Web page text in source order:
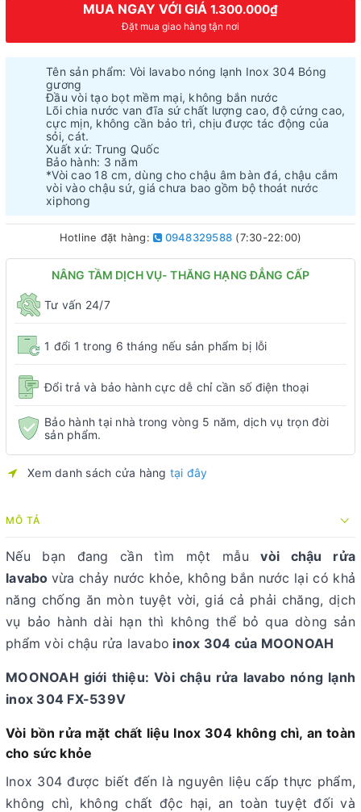
MUA NGAY VỚI GIÁ 1.300.000₫
Đặt mua giao hàng tận nơi
Tên sản phẩm: Vòi lavabo nóng lạnh Inox 304 Bóng
gương
Đầu vòi tạo bọt mềm mại, không bắn nước
Lõi chia nước van đĩa sứ chất lượng cao, độ cứng cao,
cực mịn, không cần bảo trì, chịu được tác động của
sỏi, cát.
Xuất xứ: Trung Quốc
Bảo hành: 3 năm
*Vòi cao 18 cm, dùng cho chậu âm bàn đá, chậu cắm
vòi vào chậu sứ, giá chưa bao gồm bộ thoát nước
xiphong
Hotline đặt hàng: 0948329588 (7:30-22:00)
NÂNG TẦM DỊCH VỤ- THĂNG HẠNG ĐẲNG CẤP
Tư vấn 24/7
1 đổi 1 trong 6 tháng nếu sản phẩm bị lỗi
Đổi trả và bảo hành cực dễ chỉ cần số điện thoại
Bảo hành tại nhà trong vòng 5 năm, dịch vụ trọn đời
sản phẩm.
Xem danh sách cửa hàng tại đây
MÔ TẢ
Nếu bạn đang cần tìm một mẫuvòi chậu rửa
lavabo vừa chảy nước khỏe, không bắn nước lại có khả
năng chống ăn mòn tuyệt vời, giá cả phải chăng, dịch
vụ bảo hành dài hạn thì không thể bỏ qua dòng sản
phẩm vòi chậu rửa lavabo inox 304 của MOONOAH
MOONOAH giới thiệu: Vòi chậu rửa lavabo nóng lạnh
inox 304 FX-539V
Vòi bồn rửa mặt chất liệu Inox 304 không chì, an toàn
cho sức khỏe
Inox 304 được biết đến là nguyên liệu cấp thực phẩm,
không chì, không chất độc hại, an toàn tuyệt đối và